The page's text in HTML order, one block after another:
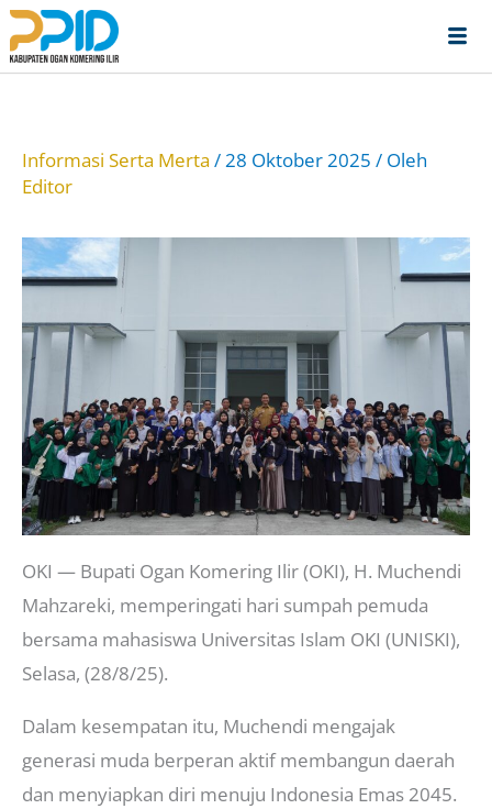
Lewati
ke
Informasi Serta Merta /28 Oktober 2025 / Oleh
Editor
OKI — Bupati Ogan Komering Ilir (OKI), H. Muchendi
Mahzareki, memperingati hari sumpah pemuda
bersama mahasiswa Universitas Islam OKI (UNISKI),
Selasa, (28/8/25).
Dalam kesempatan itu, Muchendi mengajak
generasi muda berperan aktif membangun daerah
dan menyiapkan diri menuju Indonesia Emas 2045.